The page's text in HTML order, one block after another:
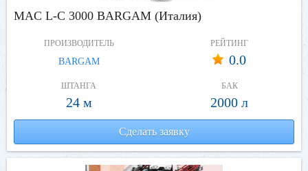
MAC L-C 3000 BARGAM (Италия)
ПРОИЗВОДИТЕЛЬ
BARGAM
РЕЙТИНГ
0.0
ШТАНГА
24 м
БАК
2000 л
Сделать заявку